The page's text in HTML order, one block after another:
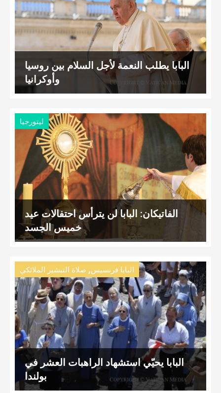
البابا يطلب النعمة لأجل السلام بين روسيا
وأوكرانيا
ليتورجيا
الفاتيكان: البابا لن يترأس احتفالات عيد
خميس الجسد
البابا فرنسيس, صلاة التبشير الملائكي
البابا يحيّي استشهاد الراهبات العشر في
بولندا